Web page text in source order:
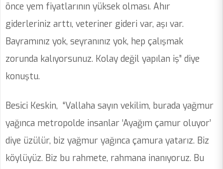
önce yem fiyatlarının yüksek olması. Ahır
giderleriniz arttı, veteriner gideri var, aşı var.
Bayramınız yok, seyranınız yok, hep çalışmak
zorunda kalıyorsunuz. Kolay değil yapılan iş” diye
konuştu.
Besici Keskin, “Vallaha sayın vekilim, burada yağmur
yağınca metropolde insanlar ‘Ayağım çamur oluyor’
diye üzülür, biz yağmur yağınca çamura yatarız. Biz
köylüyüz. Biz bu rahmete, rahmana inanıyoruz. Bu